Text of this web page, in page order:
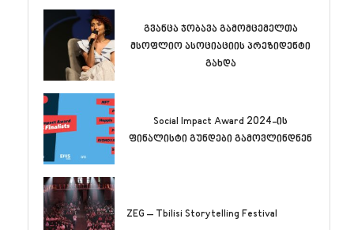
გვანცა ჯობავა გამომცემელთა
მსოფლიო ასოციაციის პრეზიდენტი
გახდა
Social Impact Award 2024-ის
ფინალისტი გუნდები გამოვლინდნენ
ZEG – Tbilisi Storytelling Festival